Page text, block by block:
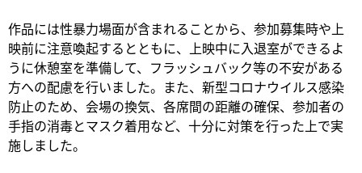
作品には性暴力場面が含まれることから、参加募集時や上
映前に注意喚起するとともに、上映中に入退室ができるよ
うに休憩室を準備して、フラッシュバック等の不安がある
方への配慮を行いました。また、新型コロナウイルス感染
防止のため、会場の換気、各席間の距離の確保、参加者の
手指の消毒とマスク着用など、十分に対策を行った上で実
施しました。